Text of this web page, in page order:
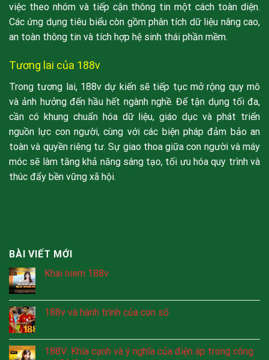
việc theo nhóm và tiếp cận thông tin một cách toàn diện.
Các ứng dụng tiêu biểu còn gồm phân tích dữ liệu nâng cao,
an toàn thông tin và tích hợp hệ sinh thái phần mềm.
Tương lai của 188v
Trong tương lai, 188v dự kiến sẽ tiếp tục mở rộng quy mô
và ảnh hưởng đến hầu hết ngành nghề. Để tận dụng tối đa,
cần có khung chuẩn hóa dữ liệu, giáo dục và phát triển
nguồn lực con người, cùng với các biện pháp đảm bảo an
toàn và quyền riêng tư. Sự giao thoa giữa con người và máy
móc sẽ làm tăng khả năng sáng tạo, tối ưu hóa quy trình và
thúc đẩy bền vững xã hội.
BÀI VIẾT MỚI
Khai niem 188v
188v và hành trình của con số
188V: Khía cạnh và ý nghĩa của điện áp trong công